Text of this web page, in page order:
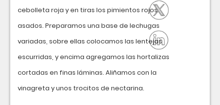
cebolleta roja y en tiras los pimientos rojos
asados. Preparamos una base de lechugas
variadas, sobre ellas colocamos las lentejas
escurridas, y encima agregamos las hortalizas
cortadas en finas láminas. Aliñamos con la
vinagreta y unos trocitos de nectarina.